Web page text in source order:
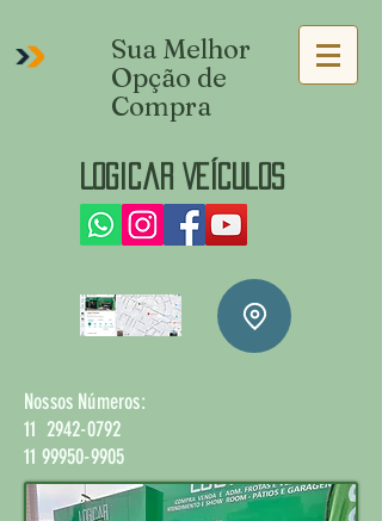
Sua Melhor
Opção de
Compra
Logicar Veículos
Nossos Números:
11 2942-0792
11 99950-9905